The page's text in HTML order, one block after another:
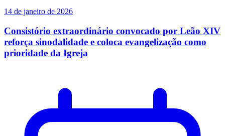
14 de janeiro de 2026
Consistório extraordinário convocado por Leão XIV
reforça sinodalidade e coloca evangelização como
prioridade da Igreja